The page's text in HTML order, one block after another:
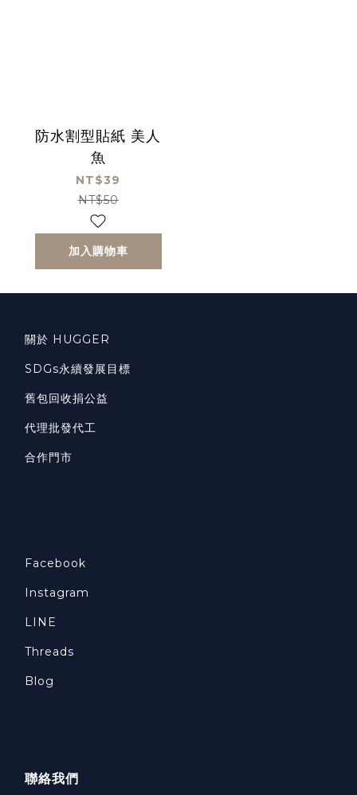
防水割型貼紙 美人
魚
NT$39
NT$50
加入購物車
關於 HUGGER
SDGs永續發展目標
舊包回收捐公益
代理批發代工
合作門市
Facebook
Instagram
LINE
Threads
Blog
聯絡我們